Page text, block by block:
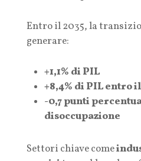
Entro il 2035, la
generare:
+1,1% di PIL
+8,4% di PIL entro
-0,7 punti
disoccupazione
Settori chiave come